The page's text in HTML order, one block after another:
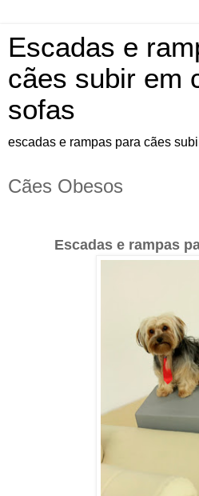
Escadas e
cães subir em
sofas
escadas e rampas para cães
Cães Obesos
Escadas e rampas